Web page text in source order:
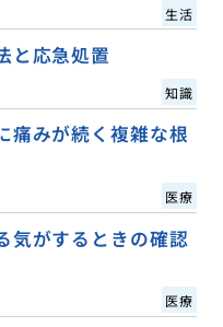
生活
と応急処置
知識
痛みが続く複雑な根
医療
気がするときの確認
医療